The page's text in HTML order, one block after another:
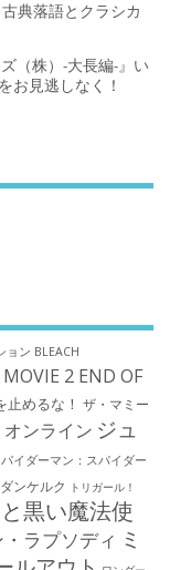
典落語とクラシカ
（株）-大長編-』い
お見逃しなく！
ョン BLEACH
2 END OF
止めるな！ ザ・マミー
ンライン ジュ
イダーマン：スパイダー
ダンケルク トリガール！
黒い魔法使
ラプソディ ミ